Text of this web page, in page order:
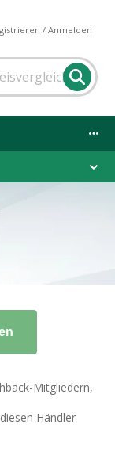
/ Anmelden
Mitgliedern,
Händler